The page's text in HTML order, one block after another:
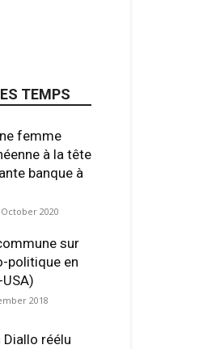
TEMPS
femme
à la tête
banque à
2020
sur
politique en
2018
Diallo réélu